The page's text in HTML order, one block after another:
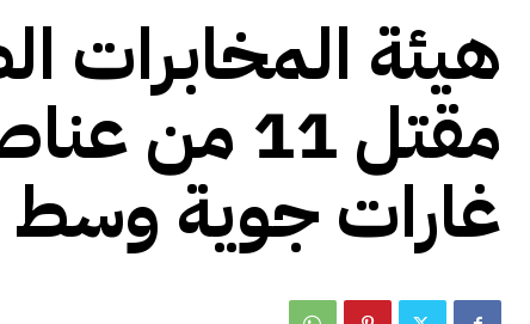
هيئة المخابرات
مقتل 11
غارات جوية وسط